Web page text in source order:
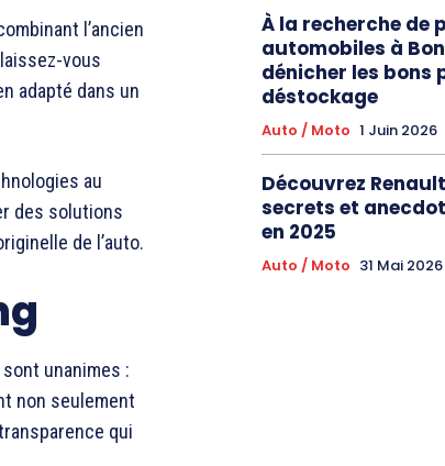
l’ancien
vous
adapté dans un
au
des solutions
de l’auto.
unanimes :
non seulement
qui
À la recherche de
automobiles à
dénicher les bons
déstockage
Auto / Moto 1 Juin 2026
Découvrez
secrets et
en 2025
Auto / Moto 31 Mai 2026